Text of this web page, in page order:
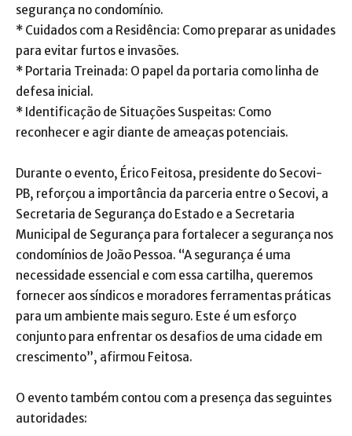
segurança no condomínio.
* Cuidados com a Residência: Como preparar as unidades
para evitar furtos e invasões.
* Portaria Treinada: O papel da portaria como linha de
defesa inicial.
* Identificação de Situações Suspeitas: Como
reconhecer e agir diante de ameaças potenciais.
Durante o evento, Érico Feitosa, presidente do Secovi-
PB, reforçou a importância da parceria entre o Secovi, a
Secretaria de Segurança do Estado e a Secretaria
Municipal de Segurança para fortalecer a segurança nos
condomínios de João Pessoa. “A segurança é uma
necessidade essencial e com essa cartilha, queremos
fornecer aos síndicos e moradores ferramentas práticas
para um ambiente mais seguro. Este é um esforço
conjunto para enfrentar os desafios de uma cidade em
crescimento”, afirmou Feitosa.
O evento também contou com a presença das seguintes
autoridades: